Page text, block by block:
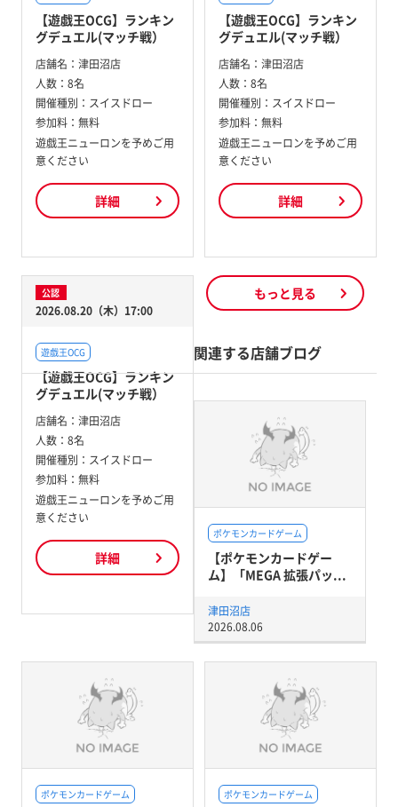
【遊戯王OCG】ランキン
グデュエル(マッチ戦）
店舗名： 津田沼店
人数： 8名
開催種別： スイスドロー
参加料： 無料
遊戯王ニューロンを予めご用
意ください
詳細
【遊戯王OCG】ランキン
グデュエル(マッチ戦）
店舗名： 津田沼店
人数： 8名
開催種別： スイスドロー
参加料： 無料
遊戯王ニューロンを予めご用
意ください
詳細
公認
2026.08.20（木）17:00
遊戯王OCG
【遊戯王OCG】ランキン
グデュエル(マッチ戦）
店舗名： 津田沼店
人数： 8名
開催種別： スイスドロー
参加料： 無料
遊戯王ニューロンを予めご用
意ください
詳細
もっと見る
関連する店舗ブログ
ポケモンカードゲーム
【ポケモンカードゲー
ム】「MEGA 拡張パッ...
津田沼店
2026.08.06
ポケモンカードゲーム
ポケモンカードゲーム